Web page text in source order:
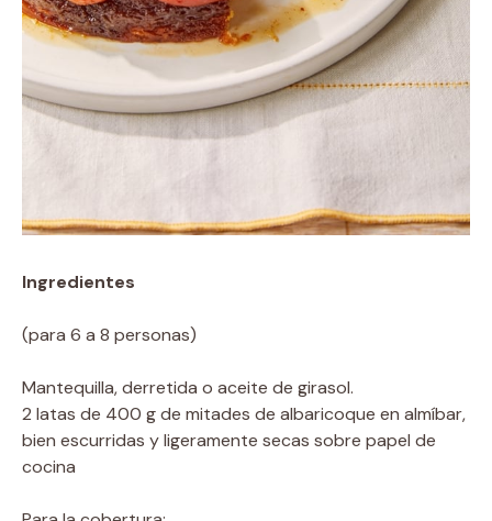
Ingredientes
(para 6 a 8 personas)
Mantequilla, derretida o aceite de girasol.
2 latas de 400 g de mitades de albaricoque en almíbar,
bien escurridas y ligeramente secas sobre papel de
cocina